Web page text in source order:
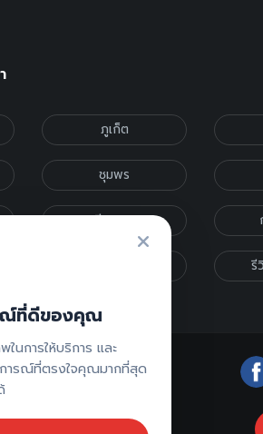
ภูเก็ต
ชุมพร
เชียงราย
รี
ณ์ที่ดีของคุณ
ในการให้บริการ และ
การณ์ที่ตรงใจคุณมากที่สุด